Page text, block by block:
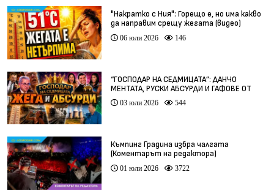
"Накратко с Ния": Горещо е, но има какво
да направим срещу жегата (видео)
06 юли 2026 146
“ГОСПОДАР НА СЕДМИЦАТА”: ДАНЧО
МЕНТАТА, РУСКИ АБСУРДИ И ГАФОВЕ ОТ
ЦЯЛ СВЯТ
03 юли 2026 544
Къмпинг Градина избра чалгата
(Коментарът на редактора)
01 юли 2026 3722